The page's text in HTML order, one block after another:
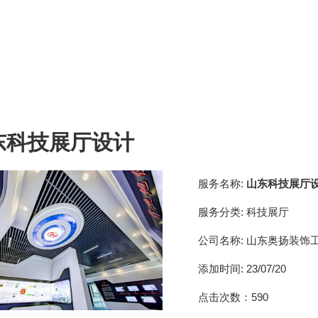
科技展厅设计
服务名称: 山东科技展厅
服务分类: 科技展厅
公司名称: 山东奥扬装饰
添加时间: 23/07/20
点击次数： 590